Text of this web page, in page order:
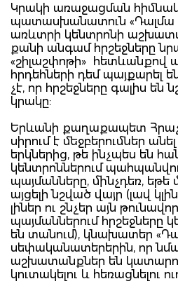
Կրակի առաջացման
պատասխանատուն «Դալմա
առևտրի կենտրոնի
քանի անգամ հրշեջները
«շիլաշփոթի» հետևանքով
հրդեհների դեմ պայքարել
չէ, որ հրշեջները գալիս են
կրակը:
Երևանի քաղաքապետ
սիրում է մեջբերումներ
երկներից, թե ինչպես են
կենտրոններում
պայմանները, մինչդեռ,
այցելի նշված վայր (լավ
լիներ ու շնչեր այն
պայմաններում հրշեջները
են տանում), կնախատեր
սեփականատերերին, որ
աշխատանքներ են
կուտակելու և հեռացնելու